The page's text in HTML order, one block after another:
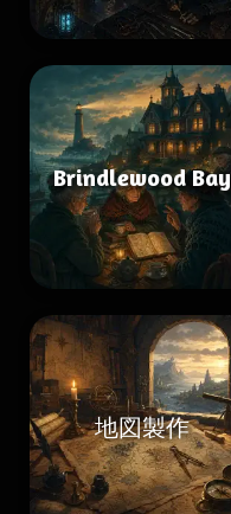
Brindlewood Bay
地図製作